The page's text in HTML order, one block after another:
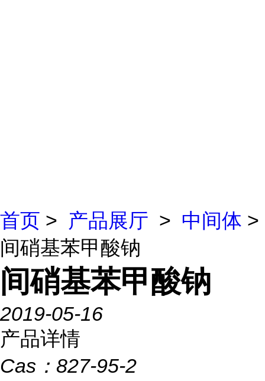
首页 > 产品展厅 > 中间体 >
间硝基苯甲酸钠
间硝基苯甲酸钠
2019-05-16
产品详情
Cas： 827-95-2